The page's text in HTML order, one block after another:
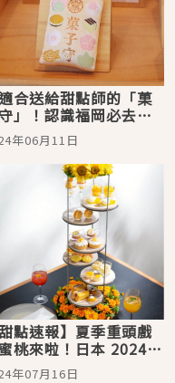
合送給甜點師的「菓
」！認識福岡必去景
太宰府天滿宮」與供
菓子之神的中島神社
年06月11日
甜點速報】夏季重頭戲
桃來啦！日本 2024年
必吃美麗甜點
年07月16日